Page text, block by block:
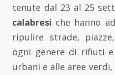
tenute dal 23 al 25
calabresi che hanno
ripulire strade,
ogni genere di rifiuti
urbani e alle aree